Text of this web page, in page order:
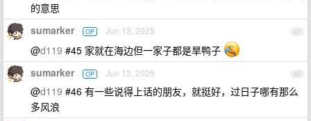
的意思
47
sumarker OP Jun 13, 2025
@d119 #45 家就在海边但一家子都是旱鸭子
48
sumarker OP Jun 13, 2025
@d119 #46 有一些说得上话的朋友，就挺好，过日子哪有那么
多风浪